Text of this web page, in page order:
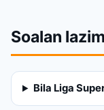
Soalan lazim
Bila Liga